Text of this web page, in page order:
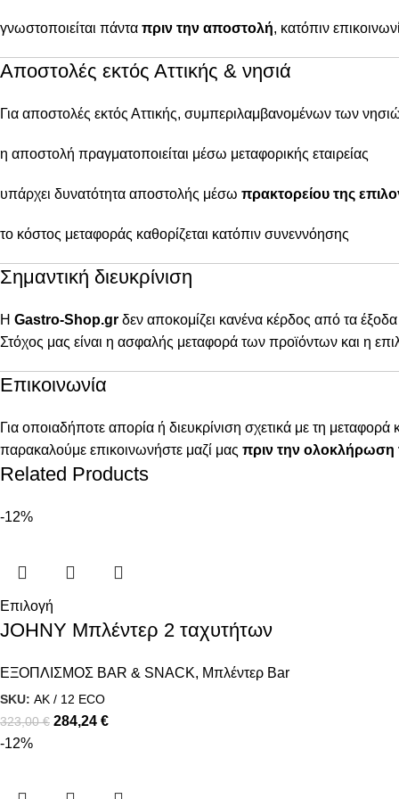
γνωστοποιείται πάντα πριν την αποστολή, κατόπιν
Αποστολές εκτός Αττικής & νησιά
Για αποστολές εκτός Αττικής, συμπεριλαμβανομένων των
η αποστολή πραγματοποιείται μέσω μεταφορικής εταιρείας
υπάρχει δυνατότητα αποστολής μέσω πρακτορείου της
το κόστος μεταφοράς καθορίζεται κατόπιν συνεννόησης
Σημαντική διευκρίνιση
Η Gastro-Shop.gr δεν αποκομίζει κανένα κέρδος από τα
Στόχος μας είναι η ασφαλής μεταφορά των προϊόντων και η
Επικοινωνία
Για οποιαδήποτε απορία ή διευκρίνιση σχετικά με τη
παρακαλούμε επικοινωνήστε μαζί μας πριν την ολοκλήρωση
Related Products
-12%
Επιλογή
JOHNY Μπλέντερ 2 ταχυτήτων
ΕΞΟΠΛΙΣΜΟΣ BAR & SNACK, Μπλέντερ Bar
SKU: AK / 12 ECO
323,00€ 284,24 €
-12%